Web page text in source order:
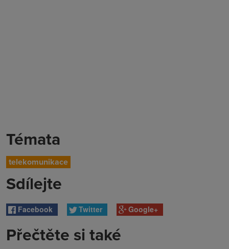
Témata
telekomunikace
Sdílejte
Facebook Twitter Google+
Přečtěte si také